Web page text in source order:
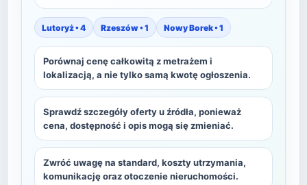
Lutoryż • 4 Rzeszów • 1 Nowy Borek • 1
Porównaj cenę całkowitą z metrażem i
lokalizacją, a nie tylko samą kwotę ogłoszenia.
Sprawdź szczegóły oferty u źródła, ponieważ
cena, dostępność i opis mogą się zmieniać.
Zwróć uwagę na standard, koszty utrzymania,
komunikację oraz otoczenie nieruchomości.